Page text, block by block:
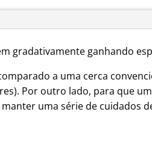
gradativamente ganhando
a uma cerca
Por outro lado, para que
uma série de cuidados